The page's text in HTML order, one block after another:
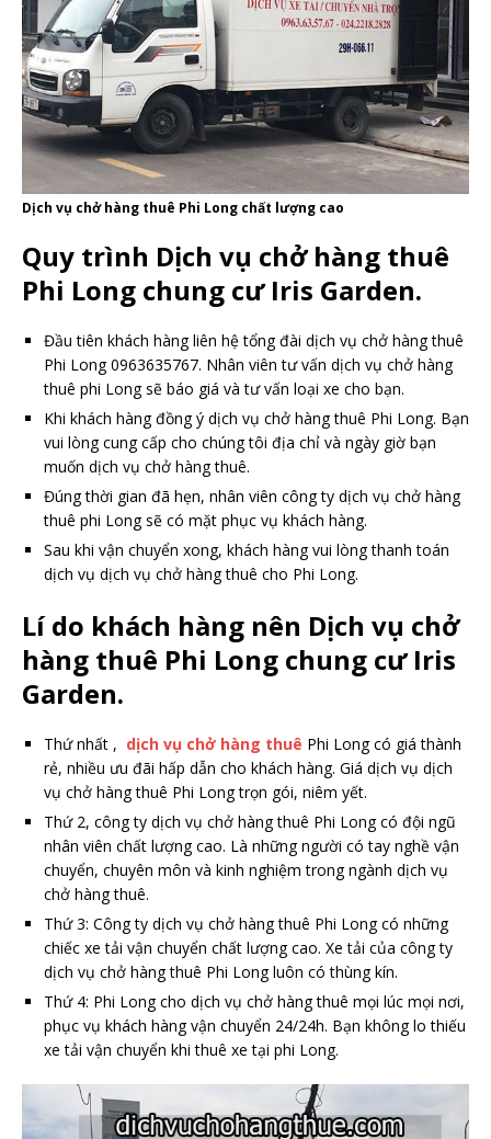
Dịch vụ chở hàng thuê Phi Long chất lượng cao
Quy trình Dịch vụ chở hàng thuê
Phi Long chung cư Iris Garden.
Đầu tiên khách hàng liên hệ tổng đài dịch vụ chở hàng thuê
Phi Long 0963635767. Nhân viên tư vấn dịch vụ chở hàng
thuê phi Long sẽ báo giá và tư vấn loại xe cho bạn.
Khi khách hàng đồng ý dịch vụ chở hàng thuê Phi Long. Bạn
vui lòng cung cấp cho chúng tôi địa chỉ và ngày giờ bạn
muốn dịch vụ chở hàng thuê.
Đúng thời gian đã hẹn, nhân viên công ty dịch vụ chở hàng
thuê phi Long sẽ có mặt phục vụ khách hàng.
Sau khi vận chuyển xong, khách hàng vui lòng thanh toán
dịch vụ dịch vụ chở hàng thuê cho Phi Long.
Lí do khách hàng nên Dịch vụ chở
hàng thuê Phi Long chung cư Iris
Garden.
Thứ nhất , dịch vụ chở hàng thuê Phi Long có giá thành
rẻ, nhiều ưu đãi hấp dẫn cho khách hàng. Giá dịch vụ dịch
vụ chở hàng thuê Phi Long trọn gói, niêm yết.
Thứ 2, công ty dịch vụ chở hàng thuê Phi Long có đội ngũ
nhân viên chất lượng cao. Là những người có tay nghề vận
chuyển, chuyên môn và kinh nghiệm trong ngành dịch vụ
chở hàng thuê.
Thứ 3: Công ty dịch vụ chở hàng thuê Phi Long có những
chiếc xe tải vận chuyển chất lượng cao. Xe tải của công ty
dịch vụ chở hàng thuê Phi Long luôn có thùng kín.
Thứ 4: Phi Long cho dịch vụ chở hàng thuê mọi lúc mọi nơi,
phục vụ khách hàng vận chuyển 24/24h. Bạn không lo thiếu
xe tải vận chuyển khi thuê xe tại phi Long.